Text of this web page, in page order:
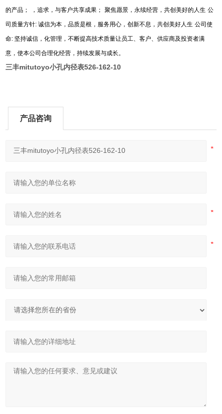
的产品； ，追求，与客户共享成果； 聚焦愿景，永续经营，共创美好的人生 公
司质量方针:诚信为本，品质是根，服务用心，创新不息，共创美好人生 公司使
命: 坚持诚信，化管理，不断提高技术质量让员工、客户、供应商及投资者满
意，使本公司合理化经营，持续发展与成长。
三丰mitutoyo小孔内径表526-162-10
产品咨询